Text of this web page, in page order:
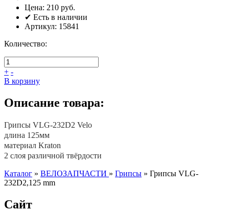
Цена: 210 руб.
✔ Есть в наличии
Артикул: 15841
Количество:
+ -
В корзину
Описание товара:
Грипсы VLG-232D2 Velo
длина 125мм
материал Kraton
2 слоя различной твёрдости
Каталог » ВЕЛОЗАПЧАСТИ » Грипсы » Грипсы VLG-
232D2,125 mm
Сайт